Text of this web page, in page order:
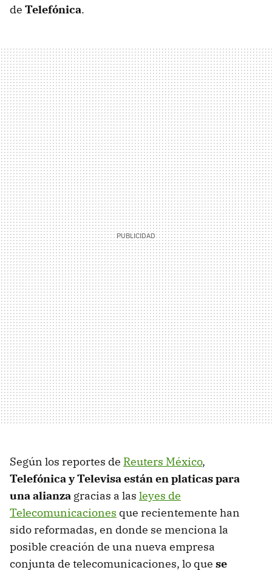
de Telefónica.
Según los reportes de Reuters México,
Telefónica y Televisa están en platicas para
una alianza gracias a las leyes de
Telecomunicaciones que recientemente han
sido reformadas, en donde se menciona la
posible creación de una nueva empresa
conjunta de telecomunicaciones, lo que se